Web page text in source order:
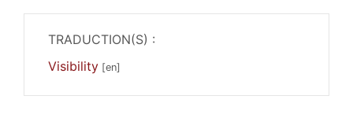
TRADUCTION(S) :
Visibility